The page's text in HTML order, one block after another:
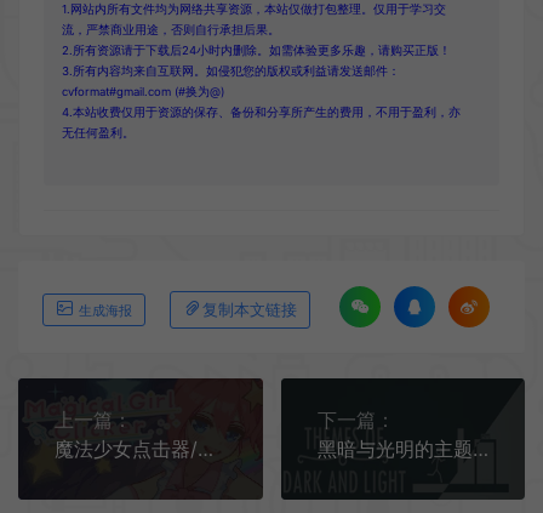
1.网站内所有文件均为网络共享资源，本站仅做打包整理。仅用于学习交
流，严禁商业用途，否则自行承担后果。
2.所有资源请于下载后24小时内删除。如需体验更多乐趣，请购买正版！
3.所有内容均来自互联网。如侵犯您的版权或利益请发送邮件：
cvformat#gmail.com (#换为@)
4.本站收费仅用于资源的保存、备份和分享所产生的费用，不用于盈利，亦
无任何盈利。
生成海报 复制本文链接
上一篇：
魔法少女点击器/休闲模拟点击游戏 Magical Girl Clicker 下载
下一篇：
黑暗与光明的主题/烧脑拼图解谜游戏 Themes of Dark and Light 下载